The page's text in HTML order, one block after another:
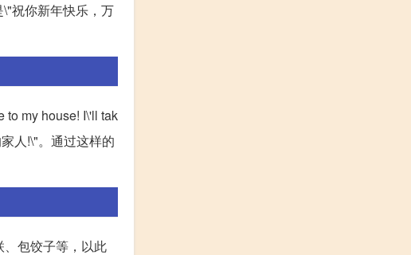
祝你新年快乐，万
to my house! I\'ll tak
人!\"。通过这样的
包饺子等，以此